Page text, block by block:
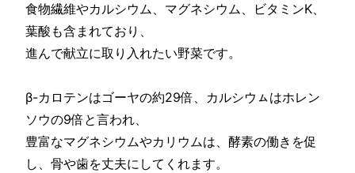
食物繊維やカルシウム、マグネシウム、ビタミンK、
葉酸も含まれており、
進んで献立に取り入れたい野菜です。
β-カロテンはゴーヤの約29倍、カルシウㇺはホレン
ソウの9倍と言われ、
豊富なマグネシウムやカリウムは、酵素の働きを促
し、骨や歯を丈夫にしてくれます。